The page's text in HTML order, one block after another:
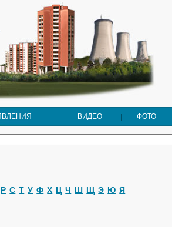
ВИДЕО ФОТО
Р С Т У Ф Х Ц Ч Ш Щ Э Ю Я